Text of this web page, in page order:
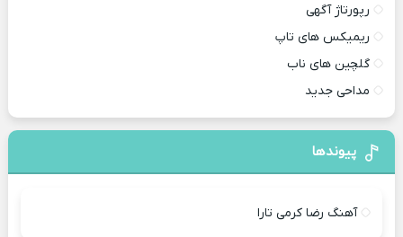
رپورتاژ آگهی
ریمیکس های تاپ
گلچین های ناب
مداحی جدید
پیوندها
آهنگ رضا کرمی تارا